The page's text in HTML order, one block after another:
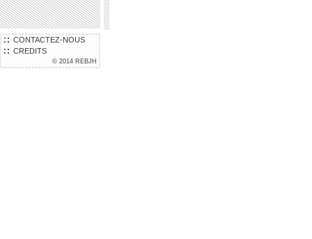
CONTACTEZ-NOUS
CREDITS
© 2014 REBJH